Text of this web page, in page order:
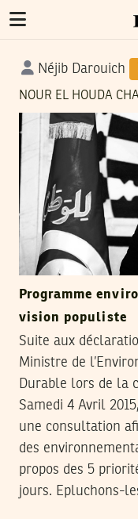
Néjib Darouich
NOUR EL HOUDA
Programme
vision populiste
Suite aux
Ministre de
Durable lors de la
Samedi 4 Avril
une consultation
des
propos des 5
jours. Epluchons-